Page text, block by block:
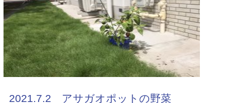
2021.7.2 アサガオポットの野菜